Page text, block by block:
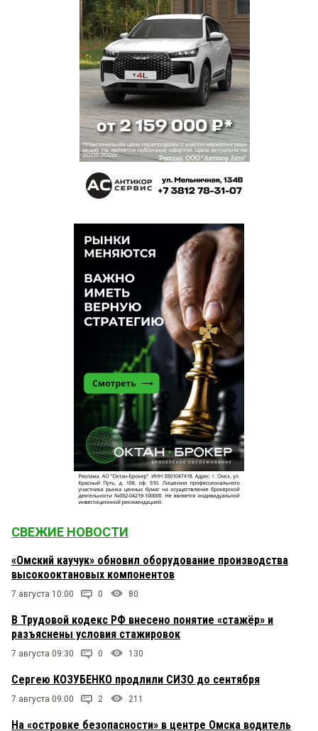
СВЕЖИЕ НОВОСТИ
«Омский каучук» обновил оборудование производства
высокооктановых компонентов
7 августа 10:00 0 80
В Трудовой кодекс РФ внесено понятие «стажёр» и
разъяснены условия стажировок
7 августа 09:30 0 130
Сергею КОЗУБЕНКО продлили СИЗО до сентября
7 августа 09:00 2 211
На «островке безопасности» в центре Омска водитель